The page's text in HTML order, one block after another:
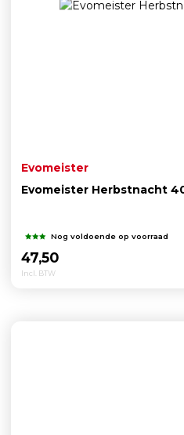
Evomeister
Evomeister Herbstnacht
Nog voldoende op voorraad
47,50
Incl. BTW